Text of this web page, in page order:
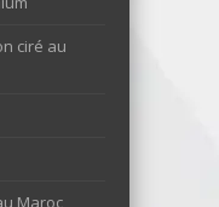
ciré au